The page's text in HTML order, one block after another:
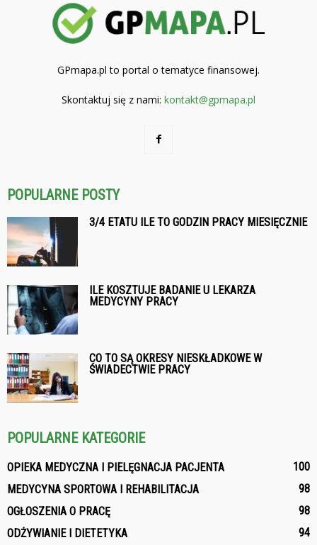
GPmapa.pl to portal o tematyce finansowej.
Skontaktuj się z nami: kontakt@gpmapa.pl
POPULARNE POSTY
3/4 ETATU ILE TO GODZIN PRACY MIESIĘCZNIE
ILE KOSZTUJE BADANIE U LEKARZA
MEDYCYNY PRACY
CO TO SĄ OKRESY NIESKŁADKOWE W
ŚWIADECTWIE PRACY
POPULARNE KATEGORIE
OPIEKA MEDYCZNA I PIELĘGNACJA PACJENTA
100
MEDYCYNA SPORTOWA I REHABILITACJA
98
OGŁOSZENIA O PRACĘ
98
ODŻYWIANIE I DIETETYKA
94